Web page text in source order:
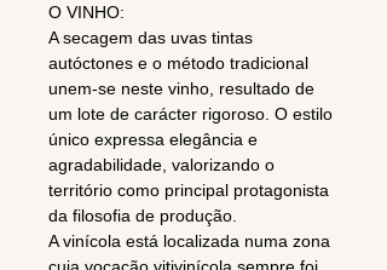
O VINHO:
A secagem das uvas tintas
autóctones e o método tradicional
unem-se neste vinho, resultado de
um lote de carácter rigoroso. O estilo
único expressa elegância e
agradabilidade, valorizando o
território como principal protagonista
da filosofia de produção.
A vinícola está localizada numa zona